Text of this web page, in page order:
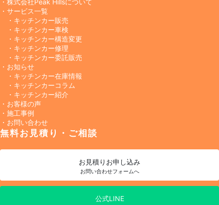
・株式会社Peak Hillsについて
・サービス一覧
・キッチンカー販売
・キッチンカー車検
・キッチンカー構造変更
・キッチンカー修理
・キッチンカー委託販売
・お知らせ
・キッチンカー在庫情報
・キッチンカーコラム
・キッチンカー紹介
・お客様の声
・施工事例
・お問い合わせ
無料お見積り・ご相談
お見積り お申し込み
お問い合わせフォームへ
公式LINE